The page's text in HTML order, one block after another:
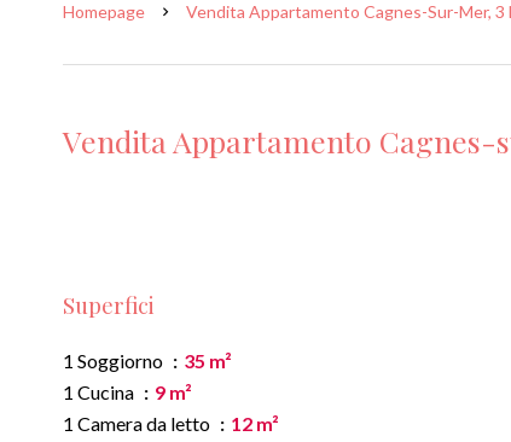
Homepage Vendita Appartamento Cagnes-Sur-Mer, 3
Vendita Appartamento
Superfici
1 Soggiorno
35 m²
1 Cucina
9 m²
1 Camera da letto
12 m²